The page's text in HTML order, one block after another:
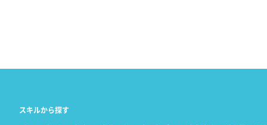
スキルから探す